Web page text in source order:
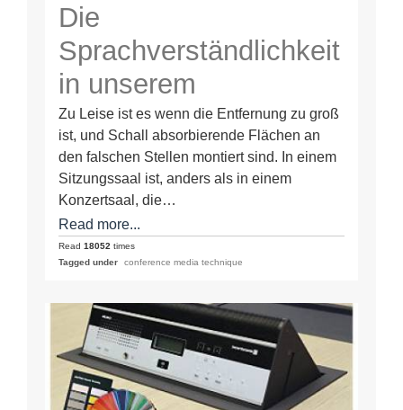
Die
Sprachverständlichkeit
in unserem
Sitzungsraum ist
extrem schlecht, da
die Entfernungen zu
groß sind
Zu Leise ist es wenn die Entfernung zu groß
ist, und Schall absorbierende Flächen an
den falschen Stellen montiert sind. In einem
Sitzungssaal ist, anders als in einem
Konzertsaal, die…
Read more...
Read 18052 times
Tagged under
conference media technique